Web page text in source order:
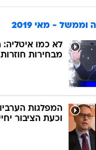
וממשל - מאי 2019
לא כמו איטליה:
מבחירות
המפלגות
וכעת הציבור